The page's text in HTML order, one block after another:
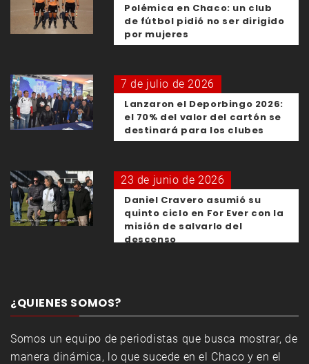
Polémica en Chaco: un club
de fútbol pidió no ser dirigido
por mujeres
7 de julio de 2026
Lanzaron el Deporbingo 2026:
el 70% del valor del cartón se
destinará para los clubes
23 de junio de 2026
Daniel Cravero asumió su
quinto ciclo en For Ever con la
misión de salvarlo del
descenso
¿QUIENES SOMOS?
Somos un equipo de periodistas que busca mostrar, de
manera dinámica, lo que sucede en el Chaco y en el